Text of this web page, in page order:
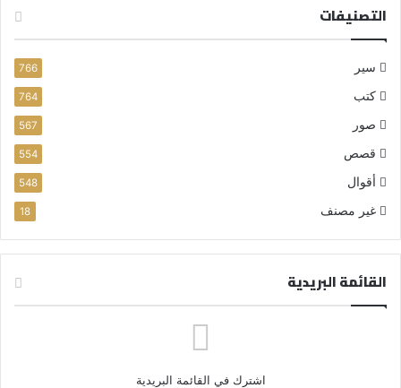
التصنيفات
سير 766
كتب 764
صور 567
قصص 554
أقوال 548
غير مصنف 18
القائمة البريدية
اشترك في القائمة البريدية